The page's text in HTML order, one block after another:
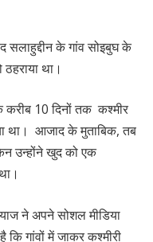
के गांव सोइबुघ के
था।
करीब 10 दिनों तक कश्मीर
था। आजाद के मुताबिक, तब
उन्होंने खुद को एक
ने अपने सोशल मीडिया
गांवों में जाकर कश्मीरी